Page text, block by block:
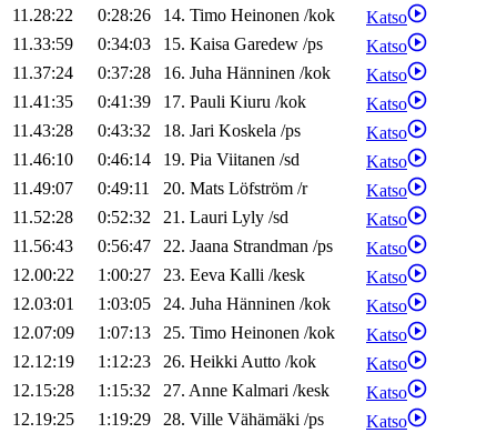
11.28:22
0:28:26 14. Timo Heinonen /kok
Katso
11.33:59
0:34:03 15. Kaisa Garedew /ps
Katso
11.37:24
0:37:28 16. Juha Hänninen /kok
Katso
11.41:35
0:41:39 17. Pauli Kiuru /kok
Katso
11.43:28
0:43:32 18. Jari Koskela /ps
Katso
11.46:10
0:46:14 19. Pia Viitanen /sd
Katso
11.49:07
0:49:11 20. Mats Löfström /r
Katso
11.52:28
0:52:32 21. Lauri Lyly /sd
Katso
11.56:43
0:56:47 22. Jaana Strandman /ps
Katso
12.00:22
1:00:27 23. Eeva Kalli /kesk
Katso
12.03:01
1:03:05 24. Juha Hänninen /kok
Katso
12.07:09
1:07:13 25. Timo Heinonen /kok
Katso
12.12:19
1:12:23 26. HeikkiAutto /kok
Katso
12.15:28
1:15:32 27. Anne Kalmari /kesk
Katso
12.19:25
1:19:29 28. Ville Vähämäki /ps
Katso